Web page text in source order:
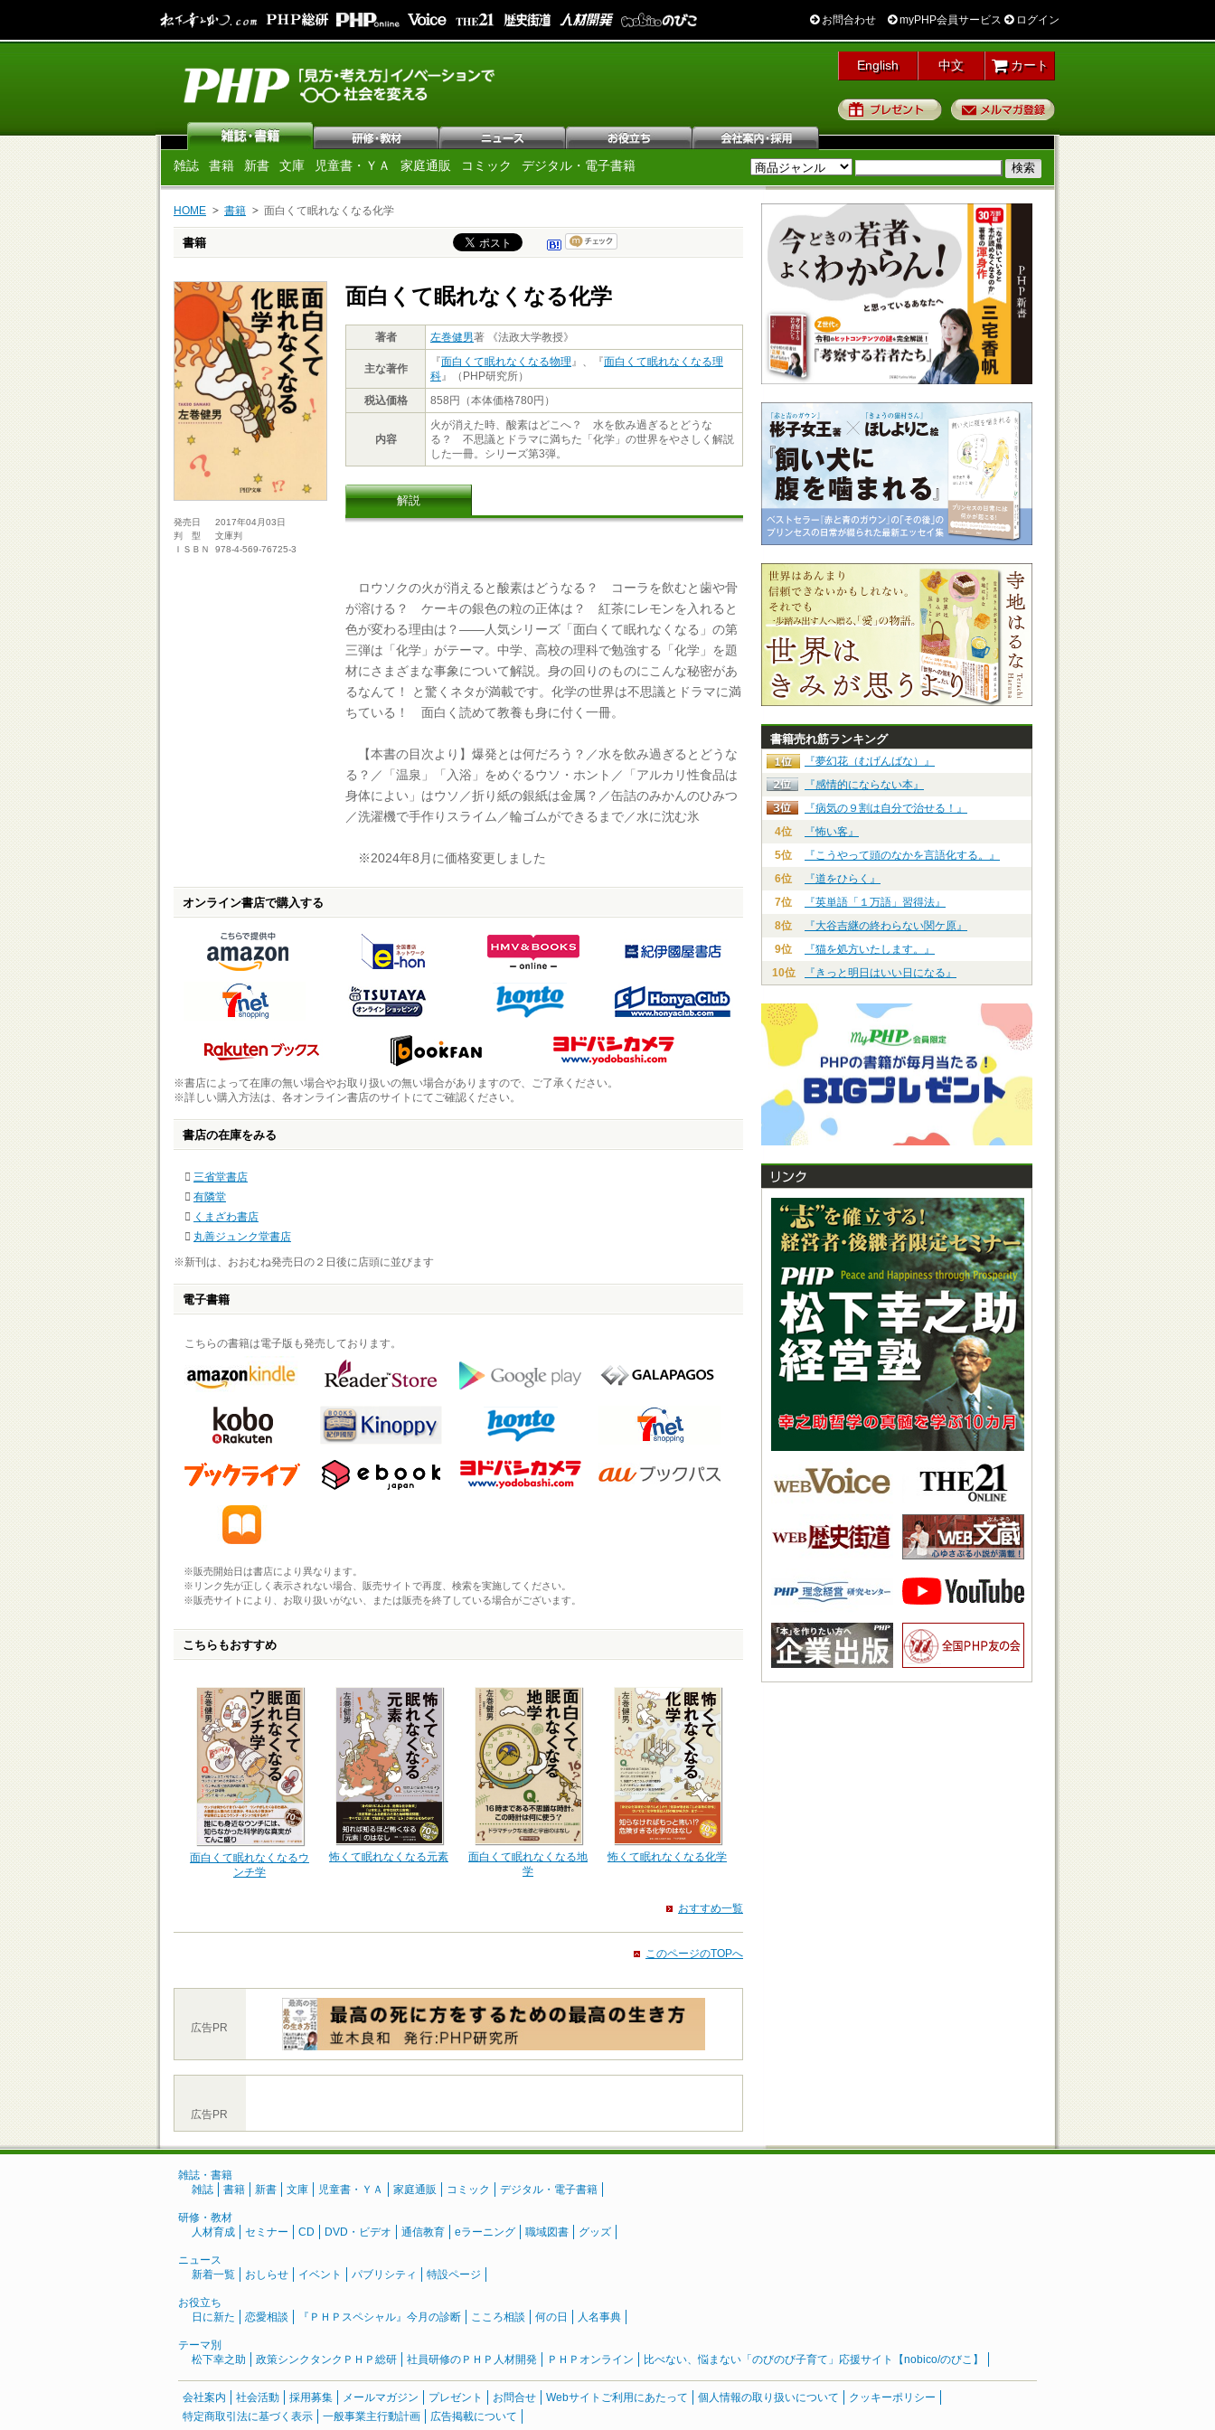
お問合わせ myPHP会員サービス ログイン
English 中文 カート
プレゼント
雑誌 書籍 新書 文庫 児童書・ＹＡ 家庭通販 コミック デジタル・電子書籍
HOME 書籍 面白くて眠れなくなる化学
書籍
発売日
2017年04月03日
判 型
文庫判
ＩＳＢＮ
978-4-569-76725-3
面白くて眠れなくなる化学
著者 左巻健男著 《法政大学教授》
主な著作
『面白くて眠れなくなる物理 』、『面白くて眠れなくなる理
科』（PHP研究所）
税込価格
858円（本体価格780円）
内容
火が消えた時、酸素はどこへ？ 水を飲み過ぎるとどうな
る？ 不思議とドラマに満ちた「化学」の世界をやさしく解説
した一冊。シリーズ第3弾。
解説
ロウソクの火が消えると酸素はどうなる？ コーラを飲むと歯や骨
が溶ける？ ケーキの銀色の粒の正体は？ 紅茶にレモンを入れると
色が変わる理由は？――人気シリーズ「面白くて眠れなくなる」の第
三弾は「化学」がテーマ。中学、高校の理科で勉強する「化学」を題
材にさまざまな事象について解説。身の回りのものにこんな秘密があ
るなんて！ と驚くネタが満載です。化学の世界は不思議とドラマに満
ちている！ 面白く読めて教養も身に付く一冊。
【本書の目次より】爆発とは何だろう？／水を飲み過ぎるとどうな
る？／「温泉」「入浴」をめぐるウソ・ホント／「アルカリ性食品は
身体によい」はウソ／折り紙の銀紙は金属？／缶詰のみかんのひみつ
／洗濯機で手作りスライム／輪ゴムができるまで／水に沈む氷
※2024年8月に価格変更しました
オンライン書店で購入する
※書店によって在庫の無い場合やお取り扱いの無い場合がありますので、ご了承ください。
※詳しい購入方法は、各オンライン書店のサイトにてご確認ください。
書店の在庫をみる
三省堂書店
有隣堂
くまざわ書店
丸善ジュンク堂書店
※新刊は、おおむね発売日の２日後に店頭に並びます
電子書籍
こちらの書籍は電子版も発売しております。
※販売開始日は書店により異なります。
※リンク先が正しく表示されない場合、販売サイトで再度、検索を実施してください。
※販売サイトにより、お取り扱いがない、または販売を終了している場合がございます。
こちらもおすすめ
面白くて眠れなくなるウ
ンチ学
怖くて眠れなくなる元素
面白くて眠れなくなる地
学
怖くて眠れなくなる化学
おすすめ一覧
このページのTOPへ
広告PR
広告PR
書籍売れ筋ランキング
『夢幻花（むげんばな）』
『感情的にならない本』
『病気の９割は自分で治せる！』
4位
『怖い客』
5位
『こうやって頭のなかを言語化する。』
6位
『道をひらく』
7位
『英単語「１万語」習得法』
8位
『大谷吉継の終わらない関ケ原』
9位
『猫を処方いたします。』
10位
『きっと明日はいい日になる』
雑誌・書籍
雑誌
書籍 新書 文庫 児童書・ＹＡ 家庭通販 コミック デジタル・電子書籍
研修・教材
人材育成
セミナー CD DVD・ビデオ 通信教育 eラーニング 職域図書 グッズ
ニュース
新着一覧
おしらせ イベント パブリシティ 特設ページ
お役立ち
日に新た
恋愛相談 『ＰＨＰスペシャル』今月の診断 こころ相談 何の日 人名事典
テーマ別
松下幸之助
政策シンクタンクＰＨＰ総研 社員研修のＰＨＰ人材開発 ＰＨＰオンライン 比べない、悩まない「のびのび子育て」応援サイト【nobico/のびこ】
会社案内 社会活動 採用募集 メールマガジン プレゼント お問合せ Webサイトご利用にあたって 個人情報の取り扱いについて
クッキーポリシー
特定商取引法に基づく表示
一般事業主行動計画 広告掲載について